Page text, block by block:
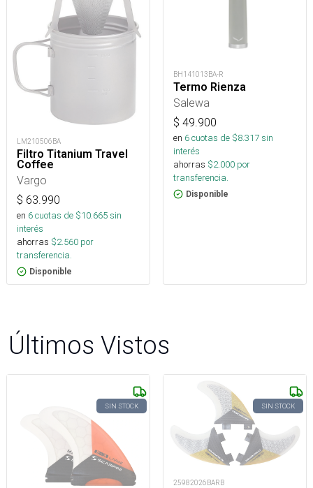
LM210506BA
Filtro Titanium Travel
Coffee
Vargo
$ 63.990
en 6cuotas de $10.665sin
interés
ahorras $2.560 por
transferencia.
Disponible
BH141013BA-R
Termo Rienza
Salewa
$ 49.900
en 6cuotas de $8.317sin
interés
ahorras $2.000 por
transferencia.
Disponible
Últimos Vistos
SIN STOCK SIN STOCK
25982026BARB